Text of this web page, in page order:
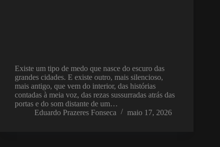
Existe um tipo de medo que nasce do escuro das
grandes cidades. E existe outro, mais silencioso,
mais antigo, que vem do interior, das histórias
contadas à meia voz, das rezas sussurradas atrás das
portas e do som distante de um…
Eduardo Prazeres Fonseca
maio 17, 2026